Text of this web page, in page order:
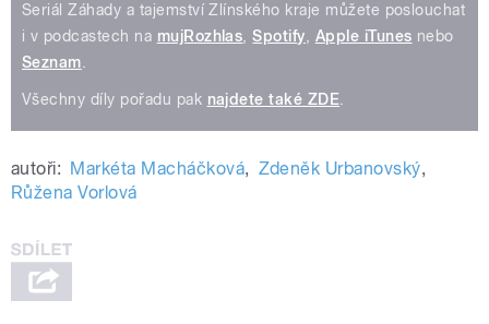
Seriál Záhady a tajemství Zlínského kraje můžete poslouchat
i v podcastech na mujRozhlas ,Spotify Apple iTunes nebo
Seznam
Všechny díly pořadu pak najdete také ZDE
autoři: Markéta Macháčková, Zdeněk Urbanovský,
Růžena Vorlová